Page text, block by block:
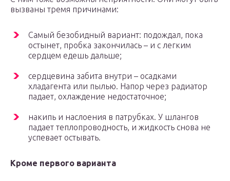
вызваны тремя причинами:
Самый безобидный вариант: подождал, пока
остынет, пробка закончилась – и с легким
сердцем едешь дальше;
сердцевина забита внутри – осадками
хладагента или пылью. Напор через радиатор
падает, охлаждение недостаточное;
накипь и наслоения в патрубках. У шлангов
падает теплопроводность, и жидкость снова не
успевает остывать.
Кроме первого варианта